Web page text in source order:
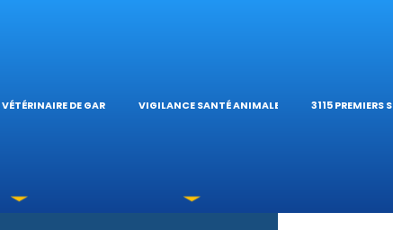
DE GARDE
DU
VIGILANCE SANTÉ ANIMALE
GUIDES
3115 PREMIERS